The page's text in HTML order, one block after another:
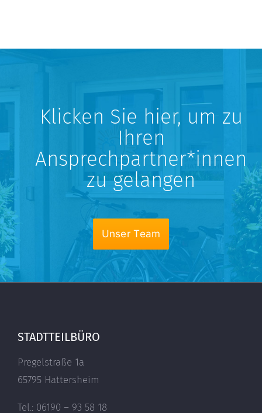
Klicken Sie hier, um zu
Ihren
Ansprechpartner*innen
zu gelangen
Unser Team
STADTTEILBÜRO
Pregelstraße 1a
65795 Hattersheim
Tel.: 06190 – 93 58 18